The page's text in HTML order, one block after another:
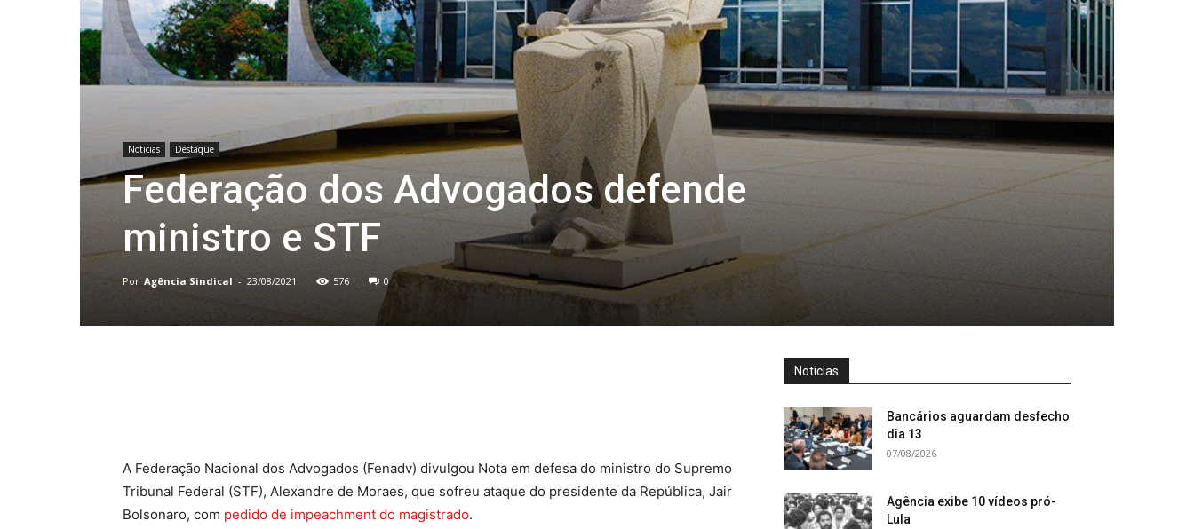
Notícias Destaque
Federação dos Advogados defende
ministro e STF
Por Agência Sindical - 23/08/2021 576 0
A Federação Nacional dos Advogados (Fenadv) divulgou Nota em defesa do ministro do Supremo
Tribunal Federal (STF), Alexandre de Moraes, que sofreu ataque do presidente da República, Jair
Bolsonaro, com pedido de impeachment do magistrado.
Notícias
Bancários aguardam desfecho
dia 13
07/08/2026
Agência exibe 10 vídeos pró-
Lula